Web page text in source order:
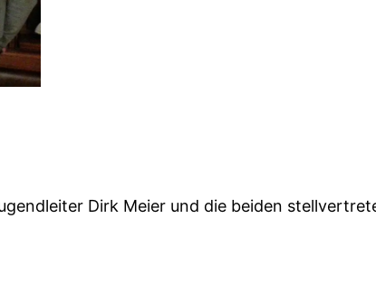
Dirk Meier und die beiden